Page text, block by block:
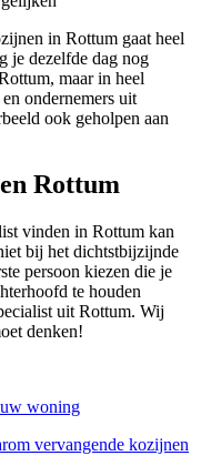
in Rottum gaat heel
je dezelfde dag nog
maar in heel
ondernemers uit
ook geholpen aan
Rottum
vinden in Rottum kan
bij het dichtstbijzijnde
persoon kiezen die je
te houden
uit Rottum. Wij
denken!
woning
vervangende kozijnen